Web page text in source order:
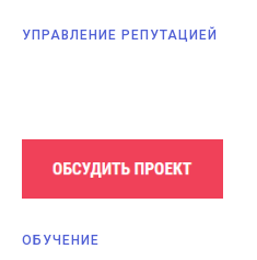
УПРАВЛЕНИЕ РЕПУТАЦИЕЙ
ОБУЧЕНИЕ